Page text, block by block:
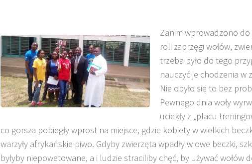
Zanim wprowadzono do
roli zaprzęgi wołów,
trzeba było do tego
nauczyć je chodzenia w
Nie obyło się to bez
Pewnego dnia woły
uciekły z „placu
co gorsza pobiegły wprost na miejsce, gdzie kobiety w wielkich
warzyły afrykańskie piwo. Gdyby zwierzęta wpadły w owe beczki,
byłyby niepowetowane, a i ludzie straciliby chęć, by używać wołów